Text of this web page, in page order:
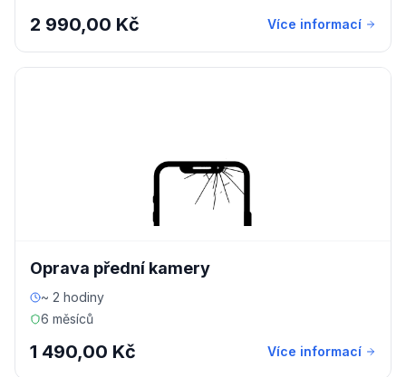
2 990,00 Kč Více informací
Oprava přední kamery
~ 2 hodiny
6 měsíců
1 490,00 Kč Více informací